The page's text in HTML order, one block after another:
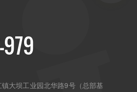
大坝工业园北华路9号（总部基